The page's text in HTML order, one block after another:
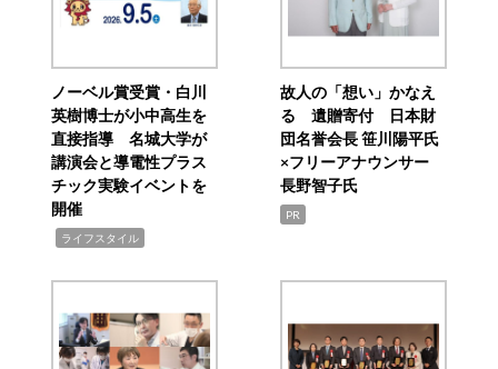
ノーベル賞受賞・白川
英樹博士が小中高生を
直接指導 名城大学が
講演会と導電性プラス
チック実験イベントを
開催
ライフスタイル
故人の「想い」かなえ
る 遺贈寄付 日本財
団名誉会長 笹川陽平氏
×フリーアナウンサー
長野智子氏
PR